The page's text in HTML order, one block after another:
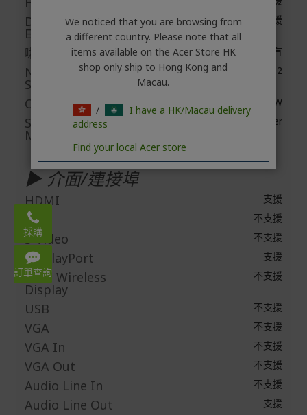
Dolby Audio
Enhancement
不支援
喇叭 有
Number of
Speakers
2
Output Power 2W
Speaker Output
Mode
Speaker
▶ 介面/連接埠
HDMI 支援
DVI 不支援
S-Video 不支援
DisplayPort 支援
Intel Wireless
Display
不支援
USB 不支援
VGA 不支援
VGA In 不支援
VGA Out 不支援
Audio Line In 不支援
Audio Line Out 支援
採購
訂單查詢
WhatsApp: 3620 2666
Mon – Fri 9:00-18:00
We noticed that you are browsing from
a different country. Please note that all
items available on the Acer Store HK
shop only ship to Hong Kong and
Macau.
/
I have a HK/Macau delivery
address
Find your local Acer store